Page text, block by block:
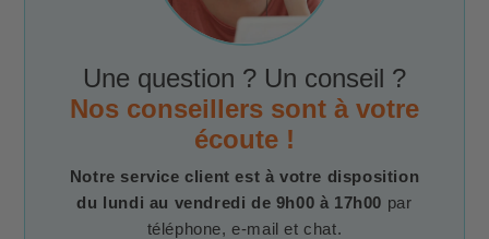
Une question ? Un conseil ?
Nos conseillers sont à votre
écoute !
Notre service client est à votre disposition
du lundi au vendredi de 9h00 à 17h00 par
téléphone, e-mail et chat.